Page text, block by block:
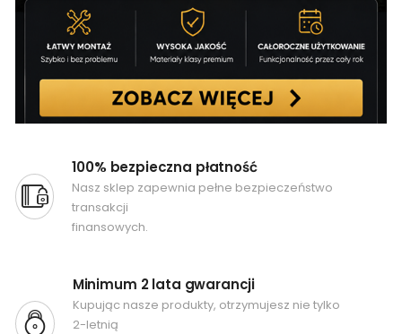
100% bezpieczna płatność
Nasz sklep zapewnia pełne bezpieczeństwo
transakcji
finansowych.
Minimum 2 lata gwarancji
Kupując nasze produkty, otrzymujesz nie tylko
2-letnią